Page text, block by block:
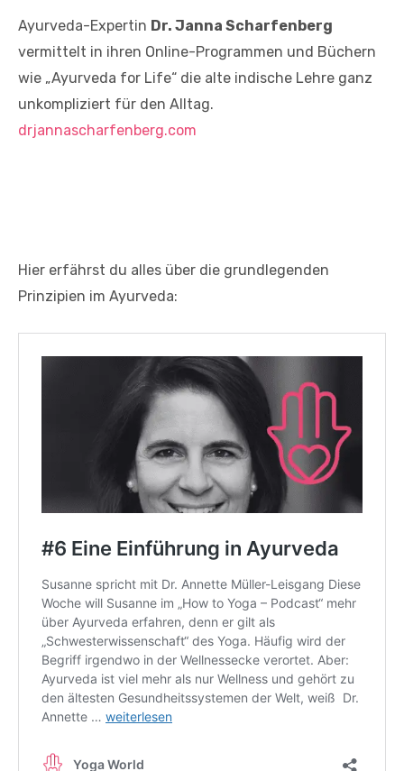
Ayurveda-Expertin Dr. Janna Scharfenberg
vermittelt in ihren Online-Programmen und Büchern
wie „Ayurveda for Life“ die alte indische Lehre ganz
unkompliziert für den Alltag.
drjannascharfenberg.com
Hier erfährst du alles über die grundlegenden
Prinzipien im Ayurveda: